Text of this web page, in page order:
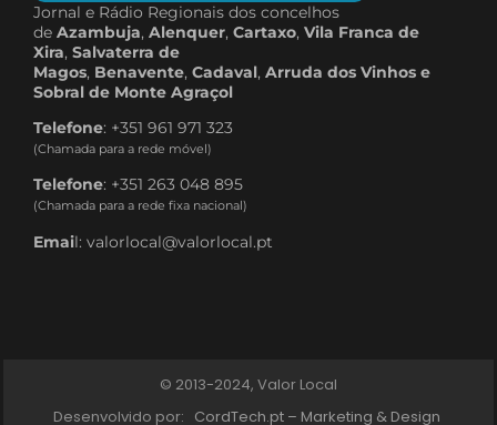
Jornal e Rádio Regionais dos concelhos
de Azambuja, Alenquer, Cartaxo, Vila Franca de
Xira, Salvaterra de
Magos, Benavente, Cadaval, Arruda dos Vinhos e
Sobral de Monte Agraçol
Telefone: +351 961 971 323
(Chamada para a rede móvel)
Telefone: +351 263 048 895
(Chamada para a rede fixa nacional)
Email: valorlocal@valorlocal.pt
© 2013-2024, Valor Local
Desenvolvido por: CordTech.pt – Marketing & Design